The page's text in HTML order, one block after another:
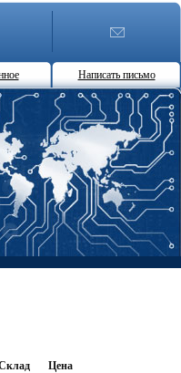
Написать письмо
Цена